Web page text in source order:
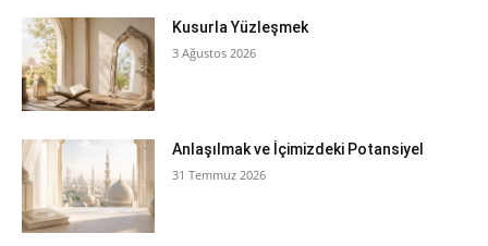
Kusurla Yüzleşmek
3 Ağustos 2026
Anlaşılmak ve İçimizdeki Potansiyel
31 Temmuz 2026